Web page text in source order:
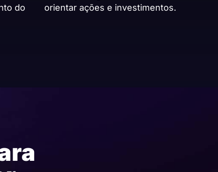
do
orientar ações e investimentos.